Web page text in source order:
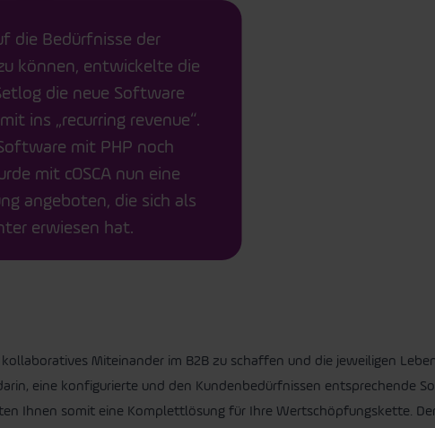
die Bedürfnisse der
können, entwickelte die
die neue Software
ins „recurring revenue“.
mit PHP noch
mit cOSCA nun eine
angeboten, die sich als
erwiesen hat.
Miteinander im B2B zu schaffen und die jeweiligen
eine konfigurierte und den Kundenbedürfnissen entsprechende
Ihnen somit eine Komplettlösung für Ihre Wertschöpfungskette.